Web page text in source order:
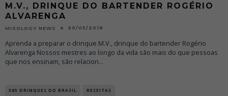
M.V., DRINQUE DO BARTENDER ROGÉRIO
ALVARENGA
MIXOLOGY NEWS 20/05/2018
Aprenda a preparar o drinque M.V., drinque do bartender Rogério
Alvarenga Nossos mestres ao longo da vida são mais do que pessoas
que nos ensinam, são relacion...
365 DRINQUES DO BRASIL RECEITAS